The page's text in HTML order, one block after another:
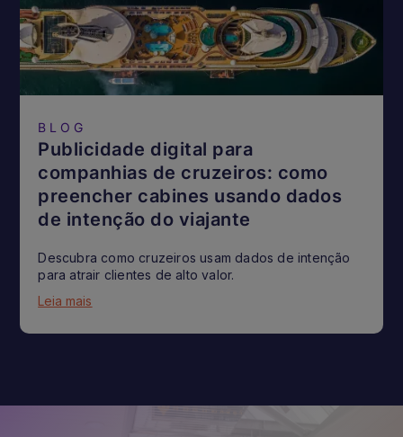
BLOG
Publicidade digital para
companhias de cruzeiros: como
preencher cabines usando dados
de intenção do viajante
Descubra como cruzeiros usam dados de intenção
para atrair clientes de alto valor.
Leia mais